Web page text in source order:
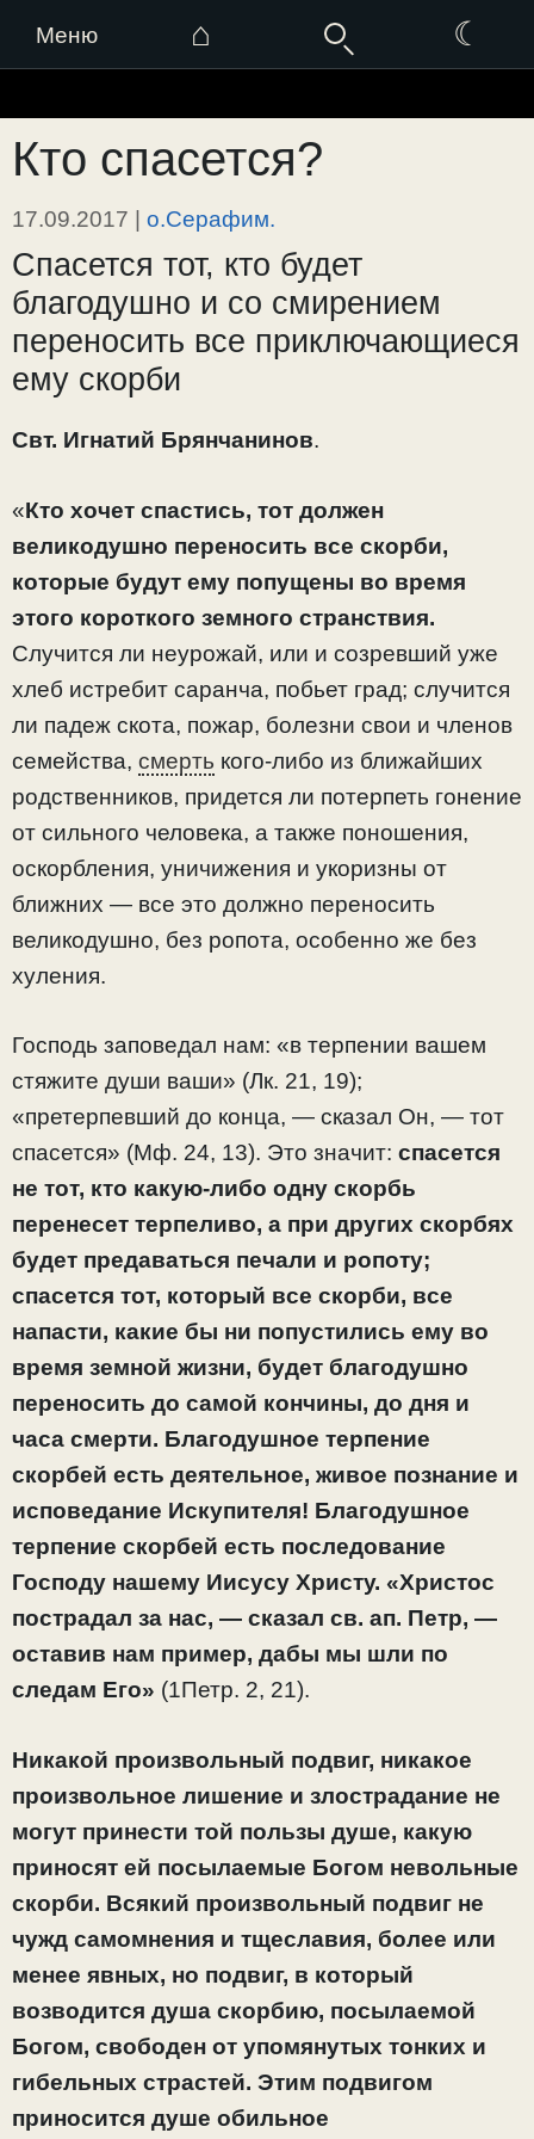
Меню ⌂ ☾
к
содержимому
Кто спасется?
17.09.2017 | о.Серафим.
Спасется тот, кто будет
благодушно и со смирением
переносить все приключающиеся
ему скорби
Свт. Игнатий Брянчанинов.
«Кто хочет спастись, тот должен
великодушно переносить все скорби,
которые будут ему попущены во время
этого короткого земного странствия.
Случится ли неурожай, или и созревший уже
хлеб истребит саранча, побьет град; случится
ли падеж скота, пожар, болезни свои и членов
семейства, смерть кого-либо из ближайших
родственников, придется ли потерпеть гонение
от сильного человека, а также поношения,
оскорбления, уничижения и укоризны от
ближних — все это должно переносить
великодушно, без ропота, особенно же без
хуления.
Господь заповедал нам: «в терпении вашем
стяжите души ваши» (Лк. 21, 19);
«претерпевший до конца, — сказал Он, — тот
спасется» (Мф. 24, 13). Это значит: спасется
не тот, кто какую-либо одну скорбь
перенесет терпеливо, а при других скорбях
будет предаваться печали и ропоту;
спасется тот, который все скорби, все
напасти, какие бы ни попустились ему во
время земной жизни, будет благодушно
переносить до самой кончины, до дня и
часа смерти. Благодушное терпение
скорбей есть деятельное, живое познание и
исповедание Искупителя! Благодушное
терпение скорбей есть последование
Господу нашему Иисусу Христу. «Христос
пострадал за нас, — сказал св. ап. Петр, —
оставив нам пример, дабы мы шли по
следам Его» (1Петр. 2, 21).
Никакой произвольный подвиг, никакое
произвольное лишение и злострадание не
могут принести той пользы душе, какую
приносят ей посылаемые Богом невольные
скорби. Всякий произвольный подвиг не
чужд самомнения и тщеславия, более или
менее явных, но подвиг, в который
возводится душа скорбию, посылаемой
Богом, свободен от упомянутых тонких и
гибельных страстей. Этим подвигом
приносится душе обильное